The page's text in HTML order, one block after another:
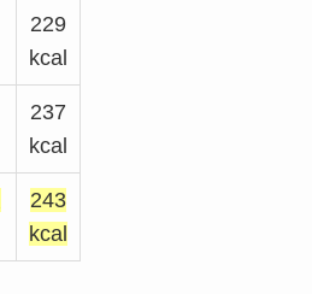
229
kcal
237
kcal
243
kcal